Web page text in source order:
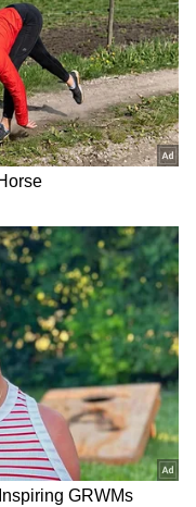
ఏసియానెట్ తెలుగు